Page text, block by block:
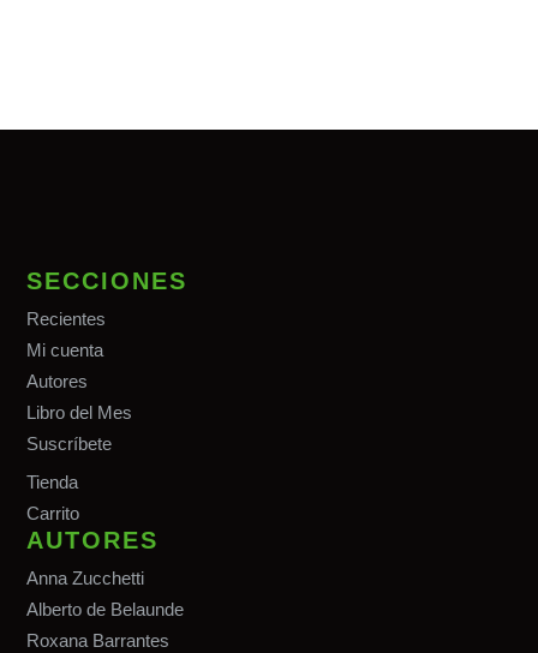
SECCIONES
Recientes
Mi cuenta
Autores
Libro del Mes
Suscríbete
Tienda
Carrito
AUTORES
Anna Zucchetti
Alberto de Belaunde
Roxana Barrantes